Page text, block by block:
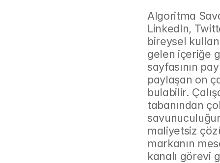
Algoritma
LinkedIn,
bireysel
gelen içeriğe
sayfasının
paylaşan on
bulabilir.
tabanından
maliyetsiz
markanın
kanalı görevi